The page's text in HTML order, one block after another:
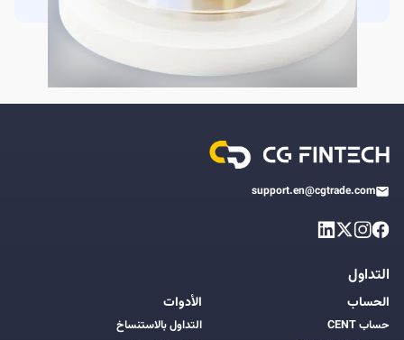
support.en@cgtrade.com
التداول
الحساب
حساب CENT
الأدوات
التداول بالاستنساخ